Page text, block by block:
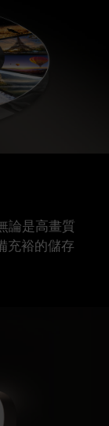
論是高畫質
充裕的儲存